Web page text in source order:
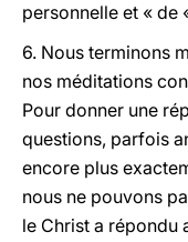
personnelle et « de
6. Nous terminons
nos méditations
Pour donner une
questions, parfois
encore plus
nous ne pouvons
le Christ a répondu